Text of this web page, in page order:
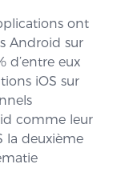
ont
Android sur
d’entre eux
iOS sur
comme leur
la deuxième